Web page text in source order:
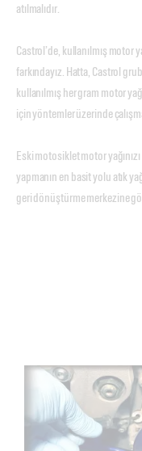
atılmalıdır.
Castrol’de, kullanılmış motor
farkındayız. Hatta, Castrol
kullanılmış her gram motor
için yöntemler üzerinde
Eski motosiklet motor
yapmanın en basit yolu atık
geri dönüştürme merkezine